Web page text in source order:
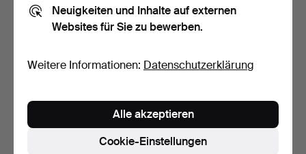
445 USD 328 USD
Neuigkeiten und Inhalte auf externen
Websites für Sie zu bewerben.
Weitere Informationen: Datenschutzerklärung
Cookie-Einstellungen
Alle akzeptieren